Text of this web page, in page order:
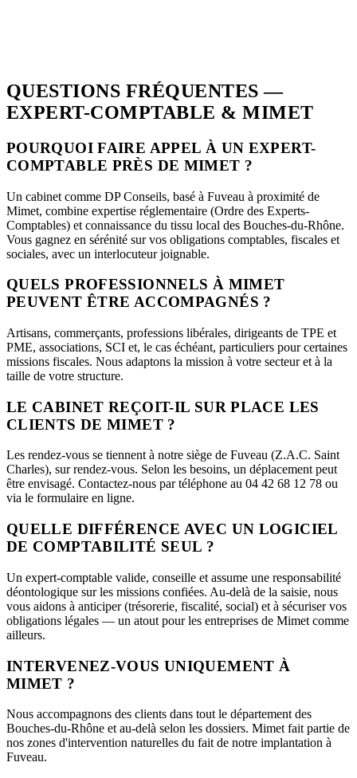
QUESTIONS FRÉQUENTES —
EXPERT-COMPTABLE & MIMET
POURQUOI FAIRE APPEL À UN EXPERT-
COMPTABLE PRÈS DE MIMET ?
Un cabinet comme DP Conseils, basé à Fuveau à proximité de
Mimet, combine expertise réglementaire (Ordre des Experts-
Comptables) et connaissance du tissu local des Bouches-du-Rhône.
Vous gagnez en sérénité sur vos obligations comptables, fiscales et
sociales, avec un interlocuteur joignable.
QUELS PROFESSIONNELS À MIMET
PEUVENT ÊTRE ACCOMPAGNÉS ?
Artisans, commerçants, professions libérales, dirigeants de TPE et
PME, associations, SCI et, le cas échéant, particuliers pour certaines
missions fiscales. Nous adaptons la mission à votre secteur et à la
taille de votre structure.
LE CABINET REÇOIT-IL SUR PLACE LES
CLIENTS DE MIMET ?
Les rendez-vous se tiennent à notre siège de Fuveau (Z.A.C. Saint
Charles), sur rendez-vous. Selon les besoins, un déplacement peut
être envisagé. Contactez-nous par téléphone au 04 42 68 12 78 ou
via le formulaire en ligne.
QUELLE DIFFÉRENCE AVEC UN LOGICIEL
DE COMPTABILITÉ SEUL ?
Un expert-comptable valide, conseille et assume une responsabilité
déontologique sur les missions confiées. Au-delà de la saisie, nous
vous aidons à anticiper (trésorerie, fiscalité, social) et à sécuriser vos
obligations légales — un atout pour les entreprises de Mimet comme
ailleurs.
INTERVENEZ-VOUS UNIQUEMENT À
MIMET ?
Nous accompagnons des clients dans tout le département des
Bouches-du-Rhône et au-delà selon les dossiers. Mimet fait partie de
nos zones d'intervention naturelles du fait de notre implantation à
Fuveau.